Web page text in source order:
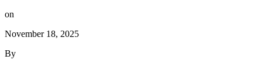
on
November 18, 2025
By